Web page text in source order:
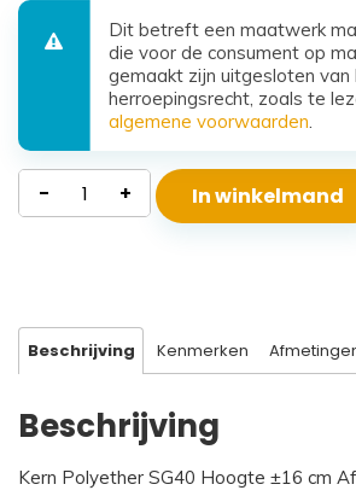
Dit betreft een maatwerk
die voor de consument op
gemaakt zijn uitgesloten van
herroepingsrecht, zoals te
algemene voorwaarden
Waterdicht
Polyether
- + In winkelmand
Beschrijving Kenmerken
Beschrijving
Kern Polyether SG40 Hoogte ±16 cm